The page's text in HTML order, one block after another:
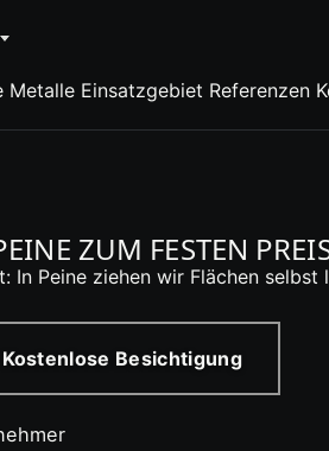
Metalle Einsatzgebiet Referenzen
ZUM FESTEN
Peine ziehen wir Flächen
Kostenlose Besichtigung